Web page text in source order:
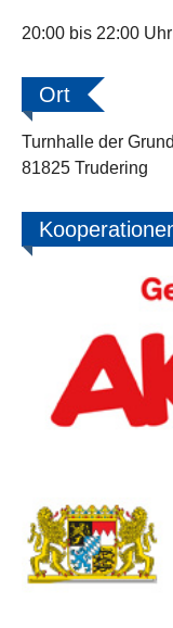
20:00 bis 22:00
Ort
Turnhalle der
81825 Trudering